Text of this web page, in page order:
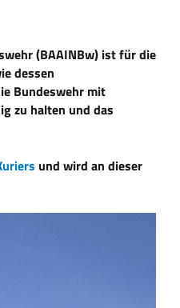
(BAAINBw) ist für die
dessen
Bundeswehr mit
zu halten und das
und wird an dieser